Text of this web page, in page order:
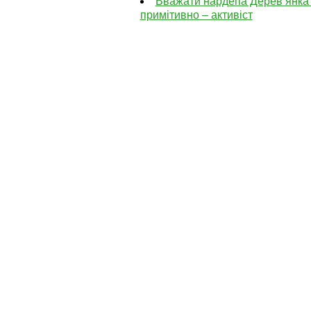
примітивно – активіст